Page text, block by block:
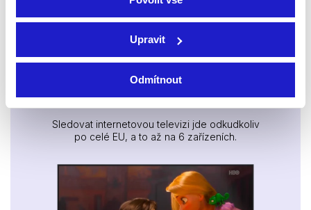
Upravit
Odmítnout
Filmy / Thrillery / Sci-fi
Egypt, Jordánsko | 117 min
Filmy / Drama
Sledujte kdekoliv až na 6 zařízeních
Sledovat internetovou televizi jde odkudkoliv
po celé EU, a to až na 6 zařízeních.